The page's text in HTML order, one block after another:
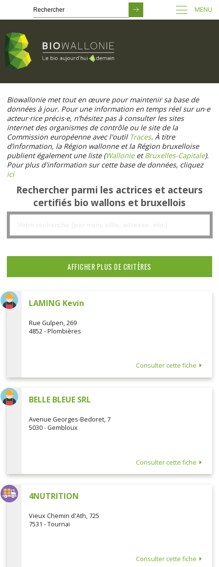
contenu
principal
MENU
Biowallonie met tout en œuvre pour maintenir sa base de
données à jour. Pour une information en temps réel sur un·e
acteur·rice précis·e, n’hésitez pas à consulter les sites
internet des organismes de contrôle ou le site de la
Commission européenne avec l'outil Traces. À titre
d’information, la Région wallonne et la Région bruxelloise
publient également une liste (WallonieetBruxelles-Capitale).
Pour plus d'information sur cette base de données, cliquez
ici
Rechercher parmi les actrices et acteurs
certifiés bio wallons et bruxellois
LAMING Kevin
Rue Gulpen, 269
4852 - Plombières
Consulter cette fiche
BELLE BLEUE SRL
Avenue Georges-Bedoret, 7
5030 - Gembloux
Consulter cette fiche
4NUTRITION
Vieux Chemin d'Ath, 725
7531 - Tournai
Consulter cette fiche
AFFICHER PLUS DE CRITÈRES